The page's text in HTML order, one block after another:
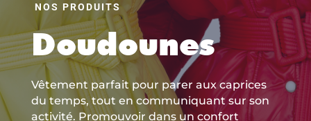
NOS PRODUITS
Doudounes
Vêtement parfait pour parer aux caprices
du temps, tout en communiquant sur son
activité. Promouvoir dans un confort